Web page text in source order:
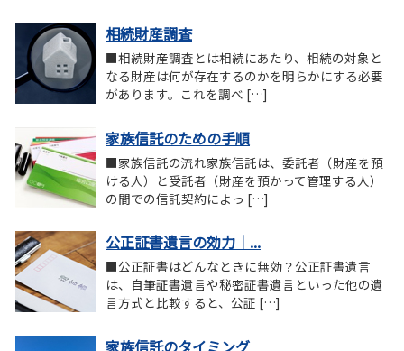
相続財産調査
■相続財産調査とは相続にあたり、相続の対象と
なる財産は何が存在するのかを明らかにする必要
があります。これを調べ […]
家族信託のための手順
■家族信託の流れ家族信託は、委託者（財産を預
ける人）と受託者（財産を預かって管理する人）
の間での信託契約によっ […]
公正証書遺言の効力｜...
■公正証書はどんなときに無効？公正証書遺言
は、自筆証書遺言や秘密証書遺言といった他の遺
言方式と比較すると、公証 […]
家族信託のタイミング